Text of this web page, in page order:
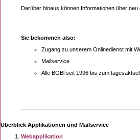
Darüber hinaus können Informationen über
Sie bekommen also:
Zugang zu unserem Onlinedienst mit
Mailservice
Alle BGBl seit 1996 bis zum
Überblick Applikationen und Mailservice
Webapplikation